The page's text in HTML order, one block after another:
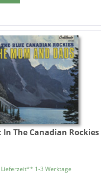
In The Canadian Rockies
1-3 Werktage